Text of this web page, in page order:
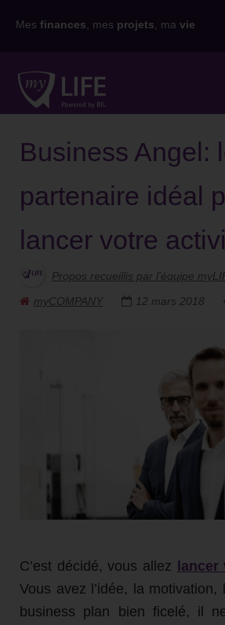
to
Mes finances , mes projets , ma vie
Business Angel:
partenaire idéal
lancer votre
Propos recueillis par l'équipe
myCOMPANY
12 mars 2018
C’est décidé, vous allez lancer
Vous avez l’idée, la
business plan bien ficelé, il